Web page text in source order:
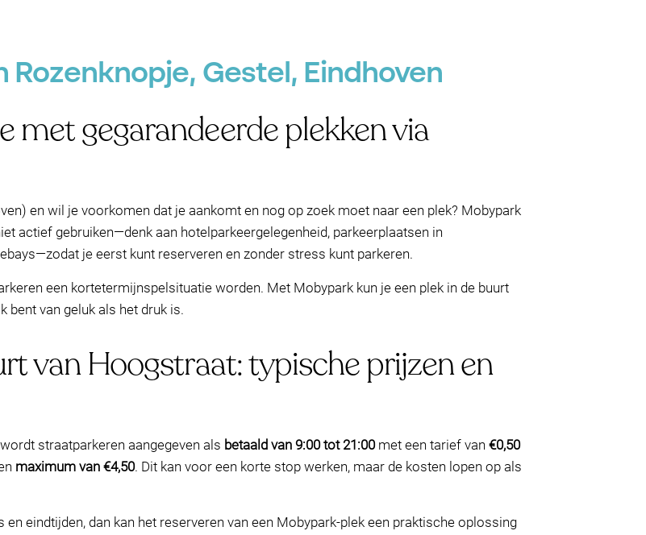
Rozenknopje, Gestel, Eindhoven
met gegarandeerde plekken via
en wil je voorkomen dat je aankomt en nog op zoek moet naar een plek? Mobypark
actief gebruiken—denk aan hotelparkeergelegenheid, parkeerplaatsen in
je eerst kunt reserveren en zonder stress kunt parkeren.
een kortetermijnspelsituatie worden. Met Mobypark kun je een plek in de buurt
bent van geluk als het druk is.
van Hoogstraat: typische prijzen en
straatparkeren aangegeven als betaald van 9:00 tot 21:00met een tarief van €0,50
maximum van €4,50. Dit kan voor een korte stop werken, maar de kosten lopen op als
eindtijden, dan kan het reserveren van een Mobypark-plek een praktische oplossing